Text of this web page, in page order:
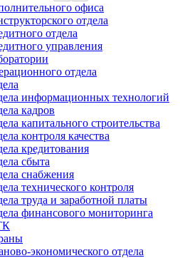
офиса
отдела
отдела
управления
отдела
информационных технологий
кадров
капитального строительства
контроля качества
кредитования
сбыта
снабжения
технического контроля
труда и заработной платы
финансового мониторинга
экономического отдела